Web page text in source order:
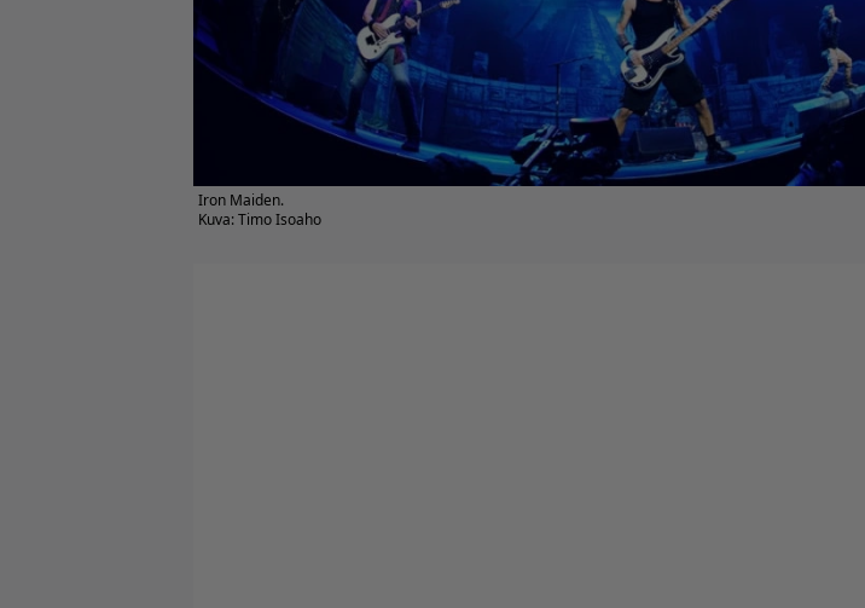
Iron Maiden.
Kuva: Timo Isoaho